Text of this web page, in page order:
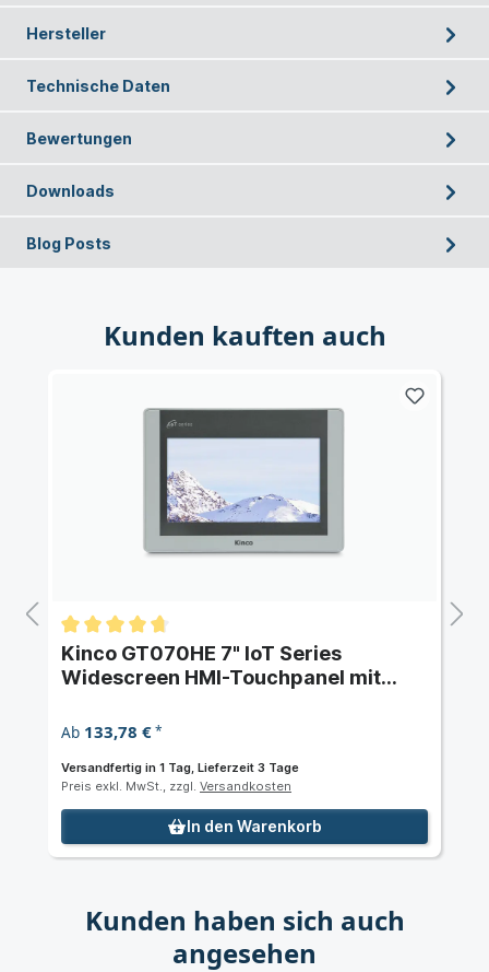
Kunden kauften auch
Kinco GT070HE 7" IoT Series
Widescreen HMI-Touchpanel mit
Ab 133,78 €*
Versandfertig in 1 Tag, Lieferzeit 3 Tage
Preis exkl. MwSt., zzgl. Versandkosten
In den Warenkorb
Kunden haben sich auch
angesehen
Hersteller
Technische Daten
Bewertungen
Downloads
Blog Posts